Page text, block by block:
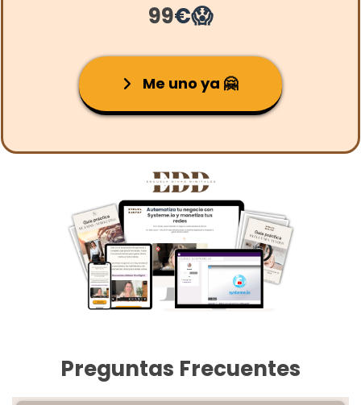
99€😱
Me uno ya 🤗
Preguntas Frecuentes